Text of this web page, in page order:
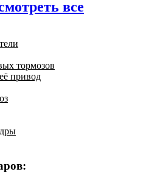
все
тормозов
привод